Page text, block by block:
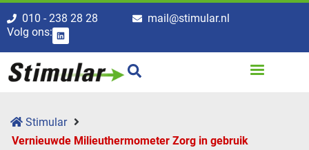
010 - 238 28 28
mail@stimular.nl
Volg ons:
Stimular
Vernieuwde Milieuthermometer Zorg in gebruik